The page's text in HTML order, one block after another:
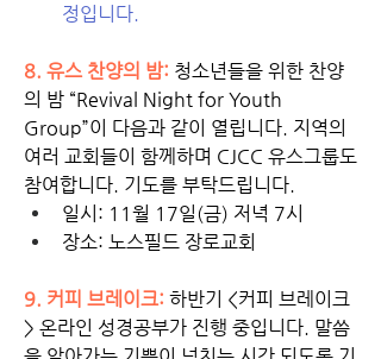
정입니다.
8. 유스 찬양의 밤: 청소년들을 위한 찬양
의 밤 “Revival Night for Youth
Group”이 다음과 같이 열립니다. 지역의
여러 교회들이 함께하며 CJCC 유스그룹도
참여합니다. 기도를 부탁드립니다.
일시: 11월 17일(금) 저녁 7시
장소: 노스필드 장로교회
9. 커피 브레이크: 하반기 <커피 브레이크
> 온라인 성경공부가 진행 중입니다. 말씀